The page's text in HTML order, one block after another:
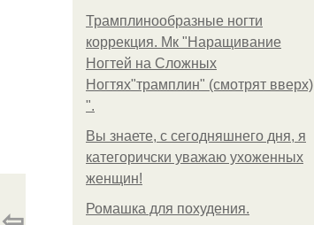
Трамплинообразные ногти
коррекция. Мк "Наращивание
Ногтей на Сложных
Ногтях"трамплин" (смотрят вверх)
".
Вы знаете, с сегодняшнего дня, я
категоричски уважаю ухоженных
женщин!
Ромашка для похудения.